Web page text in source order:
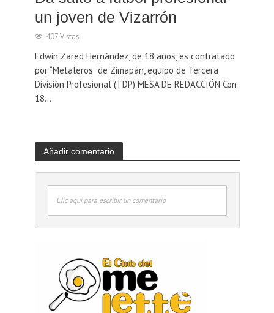
un joven de Vizarrón
407 Vistas
Edwin Zared Hernández, de 18 años, es contratado
por “Metaleros” de Zimapán, equipo de Tercera
División Profesional (TDP) MESA DE REDACCIÓN Con
18...
Añadir comentario
Clic aquí para escribir un comentario